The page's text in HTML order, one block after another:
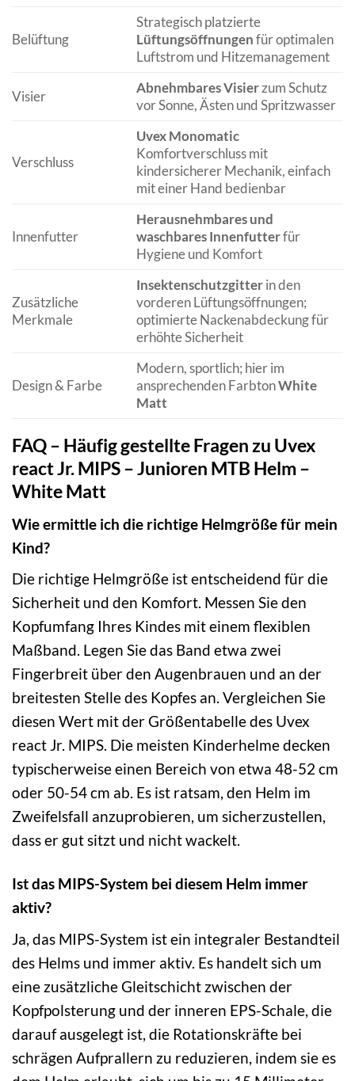
Belüftung
Strategisch platzierte
Lüftungsöffnungenfür optimalen
Luftstrom und Hitzemanagement
Visier
Abnehmbares Visierzum Schutz
vor Sonne, Ästen und Spritzwasser
Verschluss
Uvex Monomatic
Komfortverschluss mit
kindersicherer Mechanik, einfach
mit einer Hand bedienbar
Innenfutter
Herausnehmbares und
waschbares Innenfutterfür
Hygiene und Komfort
Zusätzliche
Merkmale
Insektenschutzgitterin den
vorderen Lüftungsöffnungen;
optimierte Nackenabdeckung für
erhöhte Sicherheit
Design & Farbe
Modern, sportlich; hier im
ansprechenden FarbtonWhite
Matt
FAQ – Häufig gestellte Fragen zu Uvex
react Jr. MIPS – Junioren MTB Helm –
White Matt
Wie ermittle ich die richtige Helmgröße für mein
Kind?
Die richtige Helmgröße ist entscheidend für die
Sicherheit und den Komfort. Messen Sie den
Kopfumfang Ihres Kindes mit einem flexiblen
Maßband. Legen Sie das Band etwa zwei
Fingerbreit über den Augenbrauen und an der
breitesten Stelle des Kopfes an. Vergleichen Sie
diesen Wert mit der Größentabelle des Uvex
react Jr. MIPS. Die meisten Kinderhelme decken
typischerweise einen Bereich von etwa 48-52 cm
oder 50-54 cm ab. Es ist ratsam, den Helm im
Zweifelsfall anzuprobieren, um sicherzustellen,
dass er gut sitzt und nicht wackelt.
Ist das MIPS-System bei diesem Helm immer
aktiv?
Ja, das MIPS-System ist ein integraler Bestandteil
des Helms und immer aktiv. Es handelt sich um
eine zusätzliche Gleitschicht zwischen der
Kopfpolsterung und der inneren EPS-Schale, die
darauf ausgelegt ist, die Rotationskräfte bei
schrägen Aufprallern zu reduzieren, indem sie es